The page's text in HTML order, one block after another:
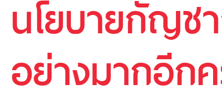
นโยบายกัญช
อย่างมากอีก